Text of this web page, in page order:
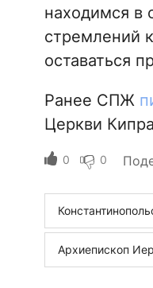
находимся в
стремлений
оставаться
Ранее СПЖ
Церкви
0 0
Архиепископ